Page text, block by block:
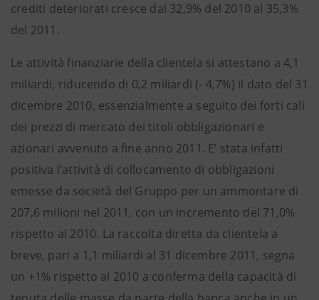
crediti deteriorati cresce dal 32,9% del 2010 al 35,3%
del 2011.
Le attività finanziarie della clientela si attestano a 4,1
miliardi, riducendo di 0,2 miliardi (- 4,7%) il dato del 31
dicembre 2010, essenzialmente a seguito dei forti cali
dei prezzi di mercato dei titoli obbligazionari e
azionari avvenuto a fine anno 2011. E’ stata infatti
positiva l’attività di collocamento di obbligazioni
emesse da società del Gruppo per un ammontare di
207,6 milioni nel 2011, con un incremento del 71,0%
rispetto al 2010. La raccolta diretta da clientela a
breve, pari a 1,1 miliardi al 31 dicembre 2011, segna
un +1% rispetto al 2010 a conferma della capacità di